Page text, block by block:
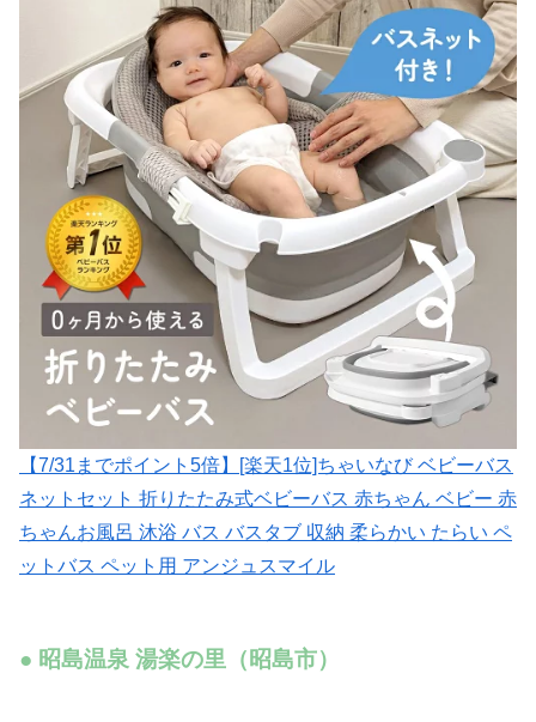
【7/31までポイント5倍】[楽天1位]ちゃいなび ベビーバス
ネットセット 折りたたみ式ベビーバス 赤ちゃん ベビー 赤
ちゃんお風呂 沐浴 バス バスタブ 収納 柔らかい たらい ペ
ットバス ペット用 アンジュスマイル
● 昭島温泉 湯楽の里（昭島市）